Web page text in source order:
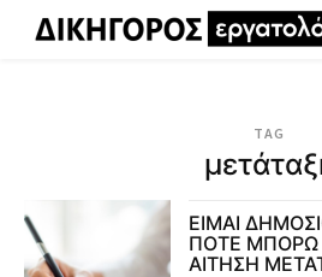
TAG
ΕΙΜΑΙ
ΠΟΤΕ
ΑΙΤΗΣΗ